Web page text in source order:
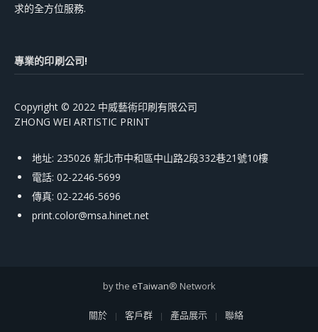
求的全方位服務.
專業的印刷公司!
Copyright © 2022 中威藝術印刷有限公司
ZHONG WEI ARTISTIC PRINT
地址: 235026 新北市中和區中山路2段332巷21號10樓
電話: 02-2246-5699
傳真: 02-2246-5696
print.color@msa.hinet.net
by the eTaiwan® Network
關於 客戶群 產品展示 聯絡